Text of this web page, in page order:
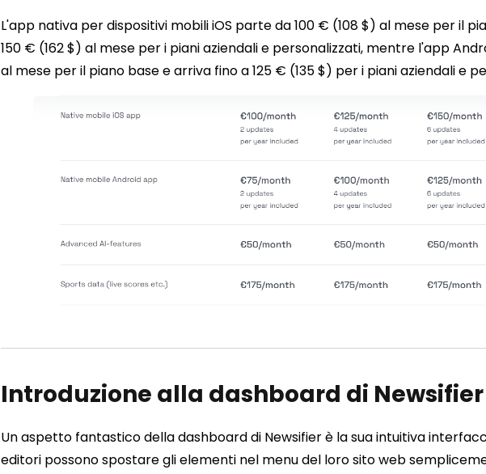
L'app nativa per dispositivi mobili iOS parte da 100 € (108 $) al mese per il
150 € (162 $) al mese per i piani aziendali e personalizzati, mentre l'app
al mese per il piano base e arriva fino a 125 € (135 $) per i piani aziendali e
Introduzione alla dashboard di Newsifier
Un aspetto fantastico della dashboard di Newsifier è la sua intuitiva
editori possono spostare gli elementi nel menu del loro sito web